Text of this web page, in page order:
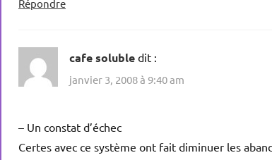
Répondre
cafe soluble dit :
janvier 3, 2008 à 9:40 am
– Un constat d’échec
Certes avec ce système ont fait diminuer les